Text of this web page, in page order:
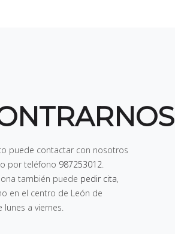
puede contactar con nosotros
o por teléfono 987253012.
también puede pedir cita,
en el centro de León de
lunes a viernes.